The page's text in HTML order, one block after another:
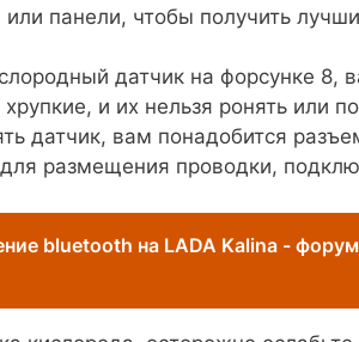
панели, чтобы получить
датчик на форсунке 8,
и их нельзя ронять или
датчик, вам понадобится
размещения проводки,
bluetooth на LADA Kalina -